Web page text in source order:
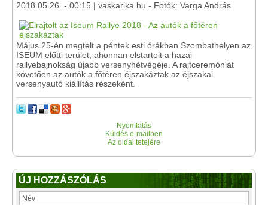
2018.05.26. - 00:15 | vaskarika.hu - Fotók: Varga András
Május 25-én megtelt a péntek esti órákban Szombathelyen az
ISEUM előtti terület, ahonnan elstartolt a hazai
rallyebajnokság újabb versenyhétvégéje. A rajtceremóniát
követően az autók a főtéren éjszakáztak az éjszakai
versenyautó kiállítás részeként.
Nyomtatás
Küldés e-mailben
Az oldal tetejére
ÚJ HOZZÁSZÓLÁS